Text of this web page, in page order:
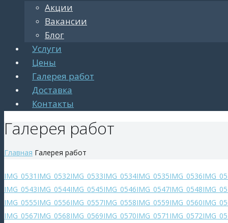
Акции
Вакансии
Блог
Услуги
Цены
Галерея работ
Доставка
Контакты
Галерея работ
Главная Галерея работ
IMG_0531 IMG_0532IMG_0533IMG_0534IMG_0535IMG_0536
IMG_0543IMG_0544IMG_0545IMG_0546IMG_0547IMG_0548
IMG_0555IMG_0556IMG_0557IMG_0558IMG_0559IMG_0560
IMG_0567IMG_0568IMG_0569IMG_0570IMG_0571 IMG_0572